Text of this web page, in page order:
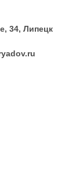
34, Липецк